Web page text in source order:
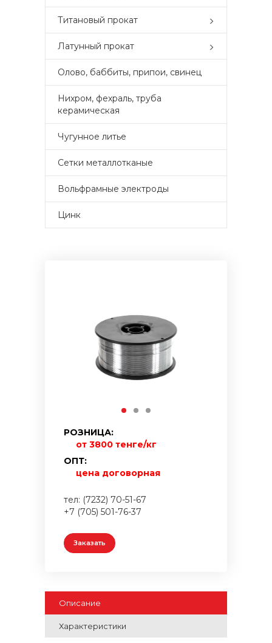
Титановый прокат
Латунный прокат
Олово, баббиты, припои, свинец
Нихром, фехраль, труба
керамическая
Чугунное литье
Сетки металлотканые
Вольфрамные электроды
Цинк
РОЗНИЦА:
от 3800 тенге/кг
ОПТ:
цена договорная
тел: (7232) 70-51-67
+7 (705) 501-76-37
Заказать
Описание
Характеристики